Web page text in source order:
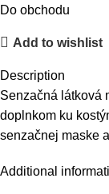
Do obchodu
Add to wishlist
Description
Senzačná látková
doplnkom ku
senzačnej maske
Additional